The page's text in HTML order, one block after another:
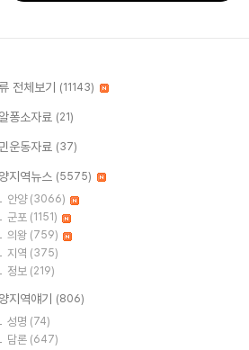
전체보기 (11143)
퐁소자료 (21)
운동자료 (37)
지역뉴스 (5575)
안양 (3066)
군포 (1151)
의왕 (759)
지역 (375)
정보 (219)
지역얘기 (806)
성명 (74)
담론 (647)